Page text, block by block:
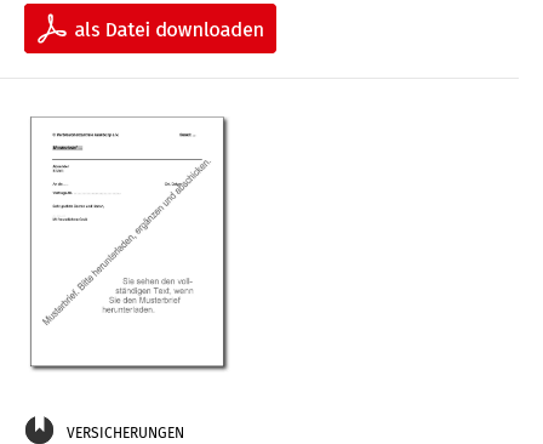
VERSICHERUNGEN